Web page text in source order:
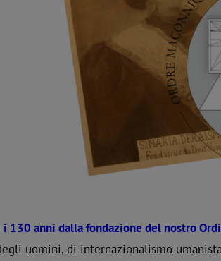
i 130 anni dalla fondazione del nostro
uomini, di internazionalismo